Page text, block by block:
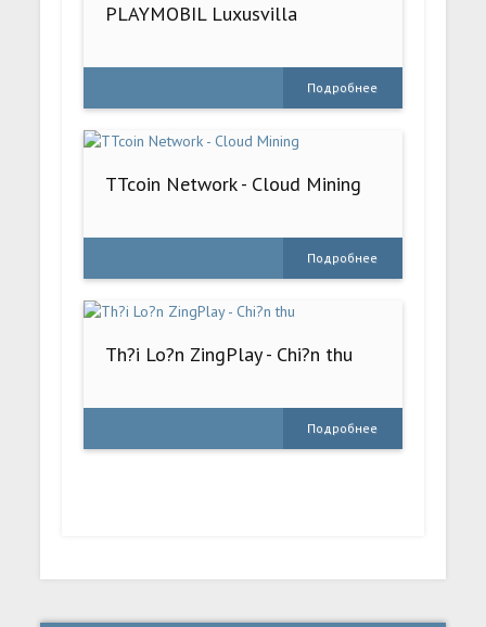
PLAYMOBIL Luxusvilla
Подробнее
TTcoin Network - Cloud Mining
Подробнее
Th?i Lo?n ZingPlay - Chi?n thu
Подробнее